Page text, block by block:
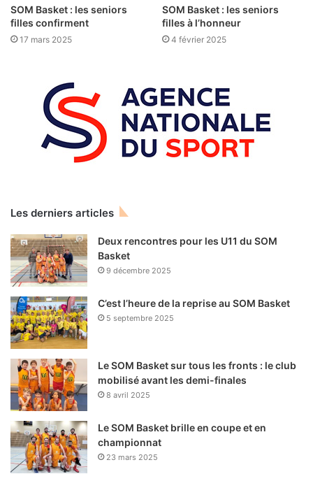
SOM Basket : les seniors
filles confirment
17 mars 2025
SOM Basket : les seniors
filles à l’honneur
4 février 2025
Les derniers articles
Deux rencontres pour les U11 du SOM
Basket
9 décembre 2025
C’est l’heure de la reprise au SOM Basket
5 septembre 2025
Le SOM Basket sur tous les fronts : le club
mobilisé avant les demi-finales
8 avril 2025
Le SOM Basket brille en coupe et en
championnat
23 mars 2025